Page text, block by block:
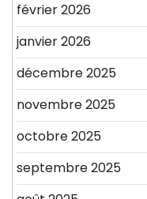
février 2026
janvier 2026
décembre 2025
novembre 2025
octobre 2025
septembre 2025